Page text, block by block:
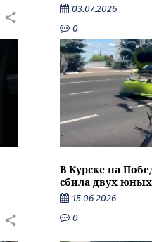
03.07.2026
0
В Курске на
сбила двух
15.06.2026
0